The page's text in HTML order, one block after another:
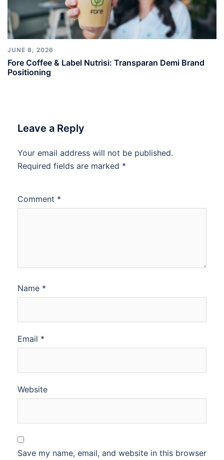
JUNE 8, 2026
Fore Coffee & Label Nutrisi: Transparan Demi Brand
Positioning
Leave a Reply
Your email address will not be published.
Required fields are marked *
Comment *
Name *
Email *
Website
Save my name, email, and website in this browser